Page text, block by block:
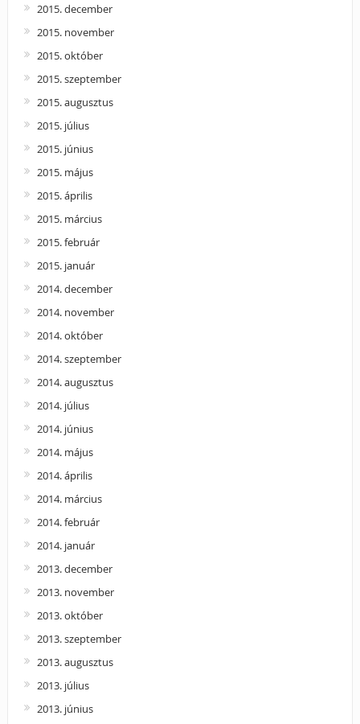
2015. december
2015. november
2015. október
2015. szeptember
2015. augusztus
2015. július
2015. június
2015. május
2015. április
2015. március
2015. február
2015. január
2014. december
2014. november
2014. október
2014. szeptember
2014. augusztus
2014. július
2014. június
2014. május
2014. április
2014. március
2014. február
2014. január
2013. december
2013. november
2013. október
2013. szeptember
2013. augusztus
2013. július
2013. június